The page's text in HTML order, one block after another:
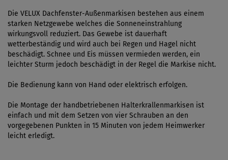
Die VELUX Dachfenster-Außenmarkisen bestehen aus einem
starken Netzgewebe welches die Sonneneinstrahlung
wirkungsvoll reduziert. Das Gewebe ist dauerhaft
wetterbeständig und wird auch bei Regen und Hagel nicht
beschädigt. Schnee und Eis müssen vermieden werden, ein
leichter Sturm jedoch beschädigt in der Regel die Markise nicht.
Die Bedienung kann von Hand oder elektrisch erfolgen.
Die Montage der handbetriebenen Halterkrallenmarkisen ist
einfach und mit dem Setzen von vier Schrauben an den
vorgegebenen Punkten in 15 Minuten von jedem Heimwerker
leicht erledigt.